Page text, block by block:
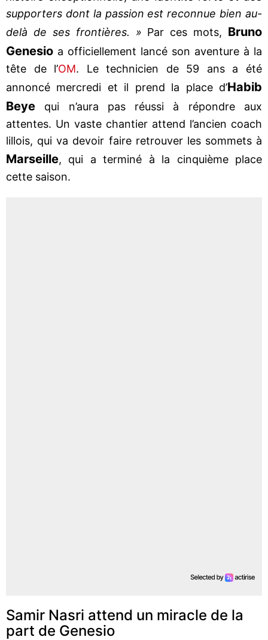
supporters dont la passion est reconnue bien au-
delà de ses frontières. » Par ces mots, Bruno
Genesio a officiellement lancé son aventure à la
tête de l’OM. Le technicien de 59 ans a été
annoncé mercredi et il prend la place d’Habib
Beye qui n’aura pas réussi à répondre aux
attentes. Un vaste chantier attend l’ancien coach
lillois, qui va devoir faire retrouver les sommets à
Marseille, qui a terminé à la cinquième place
cette saison.
Samir Nasri attend un miracle de la
part de Genesio